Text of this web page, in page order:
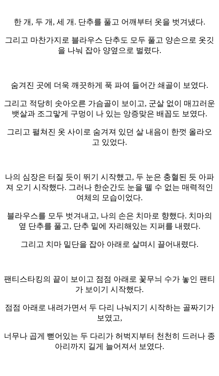
한 개, 두 개, 세 개. 단추를 풀고 어깨부터 옷을 벗겨냈다.
그리고 마찬가지로 블라우스 단추도 모두 풀고 양손으로 옷깃
을 나눠 잡아 양옆으로 벌렸다.
숨겨진 곳에 더욱 깨끗하게 푹 파여 들어간 쇄골이 보였다.
그리고 적당히 솟아오른 가슴골이 보이고, 군살 없이 매끄러운
뱃살과 조그맣게 구멍이 나 있는 앙증맞은 배꼽도 보였다.
그리고 펼쳐진 옷 사이로 숨겨져 있던 살 내음이 한껏 올라오
고 있었다.
나의 심장은 터질 듯이 뛰기 시작했고, 두 눈은 충혈된 듯 아파
져 오기 시작했다. 그러나 한순간도 눈을 뗄 수 없는 매력적인
여체의 모습이었다.
블라우스를 모두 벗겨내고, 나의 손은 치마로 향했다. 치마의
옆 단추를 풀고, 단추 밑에 자리해있는 지퍼를 내렸다.
그리고 치마 밑단을 잡아 아래로 살며시 끌어내렸다.
팬티스타킹의 끝이 보이고 점점 아래로 꽃무늬 수가 놓인 팬티
가 보이기 시작했다.
점점 아래로 내려가면서 두 다리 나눠지기 시작하는 골짜기가
보였고,
너무나 곱게 뻗어있는 두 다리가 허벅지부터 천천히 드러나 종
아리까지 길게 늘어져서 보였다.